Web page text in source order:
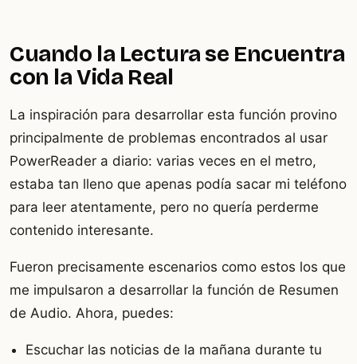
Cuando la Lectura se Encuentra
con la Vida Real
La inspiración para desarrollar esta función provino
principalmente de problemas encontrados al usar
PowerReader a diario: varias veces en el metro,
estaba tan lleno que apenas podía sacar mi teléfono
para leer atentamente, pero no quería perderme
contenido interesante.
Fueron precisamente escenarios como estos los que
me impulsaron a desarrollar la función de Resumen
de Audio. Ahora, puedes:
Escuchar las noticias de la mañana durante tu